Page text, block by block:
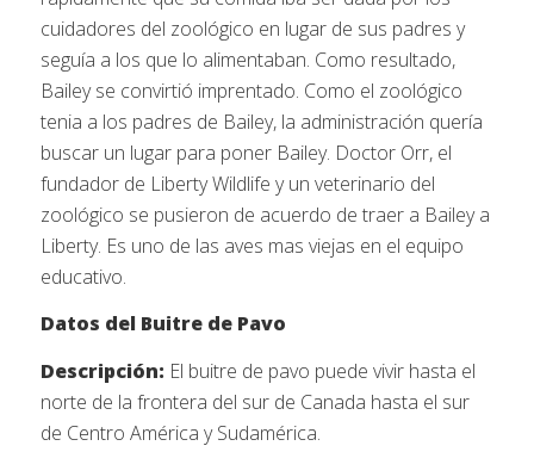
cuidadores del zoológico en lugar de sus padres y
seguía a los que lo alimentaban. Como resultado,
Bailey se convirtió imprentado. Como el zoológico
tenia a los padres de Bailey, la administración quería
buscar un lugar para poner Bailey. Doctor Orr, el
fundador de Liberty Wildlife y un veterinario del
zoológico se pusieron de acuerdo de traer a Bailey a
Liberty. Es uno de las aves mas viejas en el equipo
educativo.
Datos del Buitre de Pavo
Descripción: El buitre de pavo puede vivir hasta el
norte de la frontera del sur de Canada hasta el sur
de Centro América y Sudamérica.